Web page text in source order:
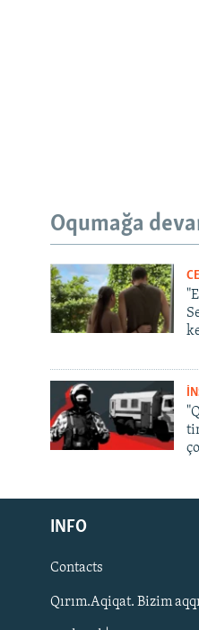
Русский
Українською
QOŞULIÑIZ!
Oqumağa
INFO
Contacts
Qırım.Aqiqat. Bizim